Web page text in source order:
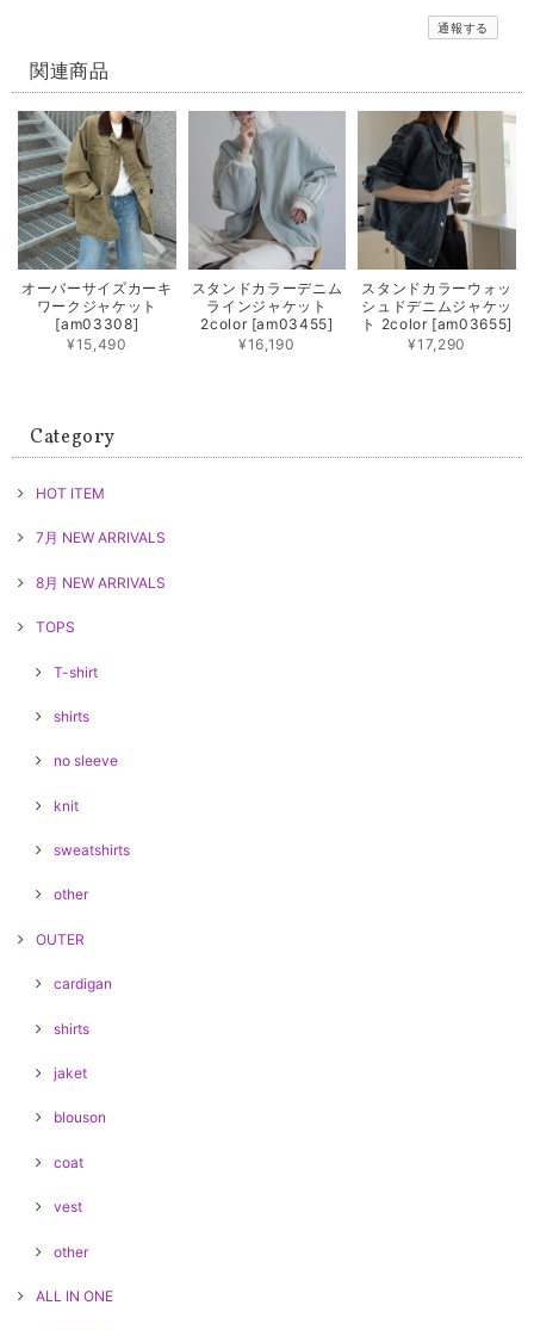
通報する
関連商品
オーバーサイズカーキ
ワークジャケット
[am03308]
¥15,490
スタンドカラーデニム
ラインジャケット
2color [am03455]
¥16,190
スタンドカラーウォッ
シュドデニムジャケッ
ト 2color [am03655]
¥17,290
Category
HOT ITEM
7月 NEW ARRIVALS
8月 NEW ARRIVALS
TOPS
T-shirt
shirts
no sleeve
knit
sweatshirts
other
OUTER
cardigan
shirts
jaket
blouson
coat
vest
other
ALL IN ONE